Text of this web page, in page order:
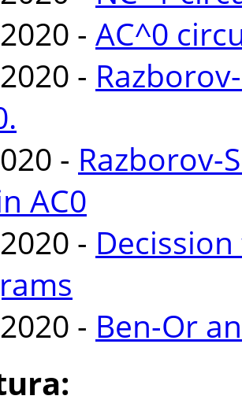
- AC^0
-
- Razborov-
AC0
-
- Ben-Or